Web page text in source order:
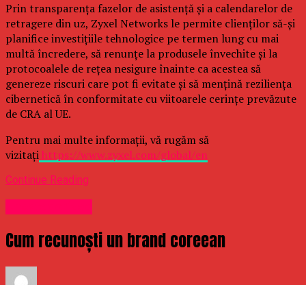
Prin transparența fazelor de asistență și a calendarelor de
retragere din uz, Zyxel Networks le permite clienților să-și
planifice investițiile tehnologice pe termen lung cu mai
multă încredere, să renunțe la produsele învechite și la
protocoalele de rețea nesigure înainte ca acestea să
genereze riscuri care pot fi evitate și să mențină reziliența
cibernetică în conformitate cu viitoarele cerințe prevăzute
de CRA al UE.
Pentru mai multe informații, vă rugăm să
vizitațihttps://www.zyxel.com/global/en
Continue Reading
Cum recunoști un brand coreean